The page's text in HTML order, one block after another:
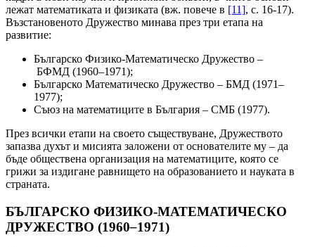
лежат математиката и физиката (вж. повече в [11], с. 16-17).
Възстановеното Дружество минава през три етапа на
развитие:
Българско Физико-Математическо Дружество –
БФМД (1960–1971);
Българско Математическо Дружество – БМД (1971–
1977);
Съюз на мате­матиците в България – СМБ (1977).
През всички етапи на своето съществуване, Дружеството
запазва духът и мисията заложени от основателите му – да
бъде обществена организация на математиците, която се
грижи за издигане равнището на образованието и науката в
страната.
БЪЛГАРСКО ФИЗИКО-МАТЕМАТИЧЕСКО
ДРУЖЕСТВО (1960–1971)